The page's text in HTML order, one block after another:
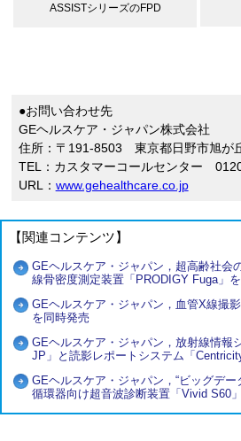
ASSISTシリーズのFPD
●お問い合わせ先
GEヘルスケア・ジャパン株式会社
住所：〒191-8503 東京都日野市旭が
TEL：カスタマーコールセンター
URL： www.gehealthcare.co.jp
【関連コンテンツ】
GEヘルスケア・ジャパン，超高齢社会
線骨密度測定装置「PRODIGY Fuga」
GEヘルスケア・ジャパン，血管X線撮
を同時発売
GEヘルスケア・ジャパン，放射線情報
JP」と読影レポートシステム「
GEヘルスケア・ジャパン，“ビッグデー
循環器向け超音波診断装置「Vivid S60